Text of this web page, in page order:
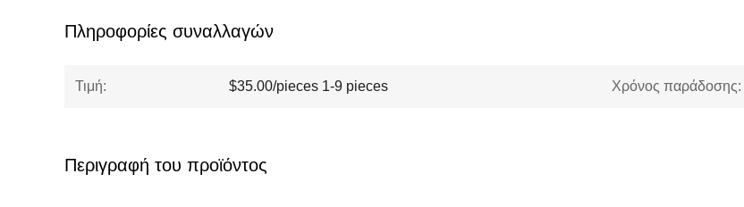
Πληροφορίες συναλλαγών
Τιμή: $35.00/pieces 1-9 pieces Χρόνος παράδοσης:
Περιγραφή του προϊόντος